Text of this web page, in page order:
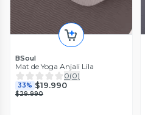
BSoul
Mat de Yoga Anjali Lila
0(0)
33% $19.990
$29.990